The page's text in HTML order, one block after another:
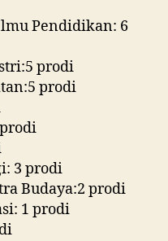
Pendidikan: 6
prodi
prodi
3 prodi
Budaya:2 prodi
1 prodi